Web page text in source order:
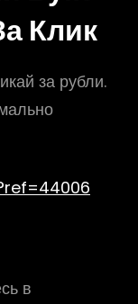
Клик
за рубли.
в